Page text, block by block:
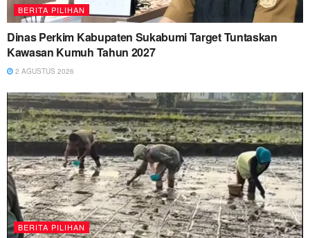
BERITA PILIHAN
Dinas Perkim Kabupaten Sukabumi Target Tuntaskan
Kawasan Kumuh Tahun 2027
2 AGUSTUS 2026
BERITA PILIHAN